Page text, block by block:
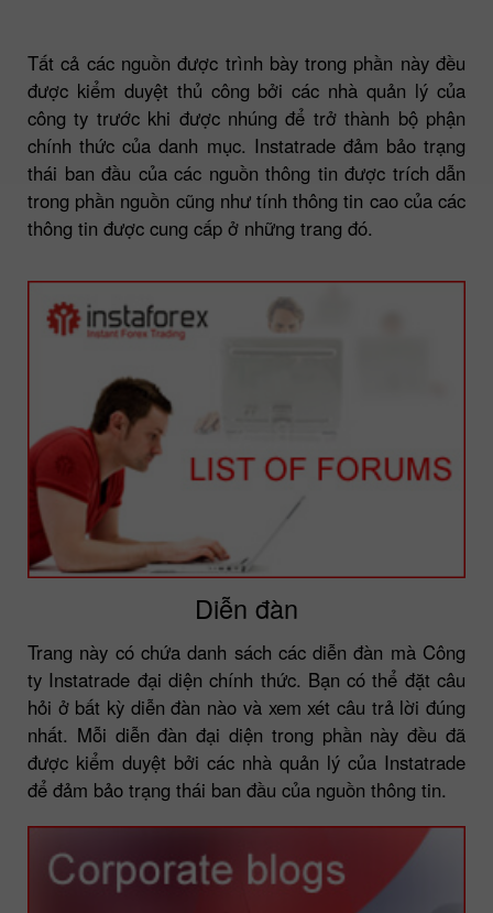
Tất cả các nguồn được trình bày trong phần này đều
được kiểm duyệt thủ công bởi các nhà quản lý của
công ty trước khi được nhúng để trở thành bộ phận
chính thức của danh mục. Instatrade đảm bảo trạng
thái ban đầu của các nguồn thông tin được trích dẫn
trong phần nguồn cũng như tính thông tin cao của các
thông tin được cung cấp ở những trang đó.
Diễn đàn
Trang này có chứa danh sách các diễn đàn mà Công
ty Instatrade đại diện chính thức. Bạn có thể đặt câu
hỏi ở bất kỳ diễn đàn nào và xem xét câu trả lời đúng
nhất. Mỗi diễn đàn đại diện trong phần này đều đã
được kiểm duyệt bởi các nhà quản lý của Instatrade
để đảm bảo trạng thái ban đầu của nguồn thông tin.